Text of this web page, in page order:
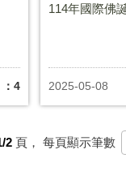
：4
114年國際佛
2025-05-08
2 頁， 每頁顯示筆數